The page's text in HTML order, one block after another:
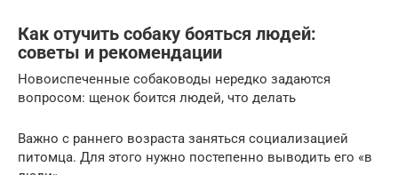
Как отучить собаку бояться людей:
советы и рекомендации
Новоиспеченные собаководы нередко задаются
вопросом: щенок боится людей, что делать
Важно с раннего возраста заняться социализацией
питомца. Для этого нужно постепенно выводить его «в